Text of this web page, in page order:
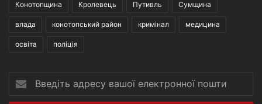
Конотопщина Кролевець Путивль Сумщина
влада конотопський район кримінал медицина
освіта поліція
адресу
вашої